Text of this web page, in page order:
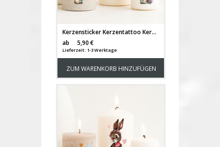
Kerzensticker Kerzentattoo Kerzentattoos Tattoofolie Frohe Ostern Osterhasen Hase Hasen Hasenpaar für Kerzen oder Keramik A6 Bogen DIY Stickerbogen Kerzen kst78
ab
5,90 €
Lieferzeit: 1-3 Werktage
ZUM WARENKORB HINZUFÜGEN